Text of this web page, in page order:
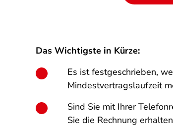
Das Wichtigste in Kürze:
Es ist festgeschrieben,
Mindestvertragslaufzeit
Sind Sie mit Ihrer
Sie die Rechnung